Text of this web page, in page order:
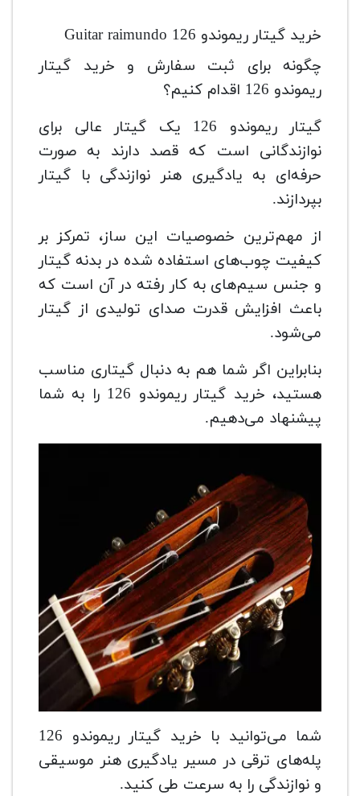
خرید گیتار ریموندو Guitar raimundo 126
چگونه برای ثبت سفارش و خرید گیتار
ریموندو 126 اقدام کنیم؟
گیتار ریموندو 126 یک گیتار عالی برای
نوازندگانی است که قصد دارند به صورت
حرفه‌ای به یادگیری هنر نوازندگی با گیتار
بپردازند.
از مهم‌ترین خصوصیات این ساز، تمرکز بر
کیفیت چوب‌های استفاده شده در بدنه گیتار
و جنس سیم‌های به کار رفته در آن است که
باعث افزایش قدرت صدای تولیدی از گیتار
می‌شود.
بنابراین اگر شما هم به دنبال گیتاری مناسب
هستید، خرید گیتار ریموندو 126 را به شما
پیشنهاد می‌دهیم.
شما می‌توانید با خرید گیتار ریموندو 126
پله‌های ترقی در مسیر یادگیری هنر موسیقی
و نوازندگی را به سرعت طی کنید.